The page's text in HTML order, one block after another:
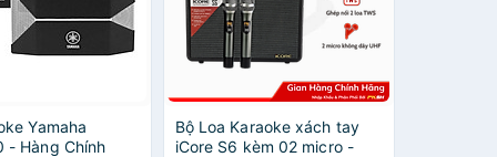
Yamaha
- Hàng Chính
Bộ Loa Karaoke xách tay
iCore S6 kèm 02 micro -